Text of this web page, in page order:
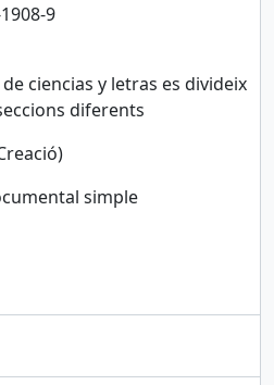
9
de ciencias y letras es divideix
diferents
simple